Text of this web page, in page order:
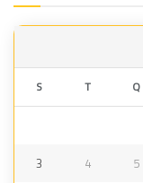
S T Q
3 4 5